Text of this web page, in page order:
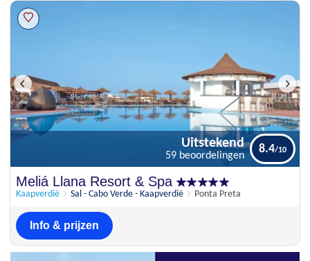
Uitstekend
59 beoordelingen
Meliá Llana Resort & Spa
Kaapverdië Sal - Cabo Verde - Kaapverdië Ponta Preta
Uitstekend
59 beoordelingen
8.4
Info & prijzen